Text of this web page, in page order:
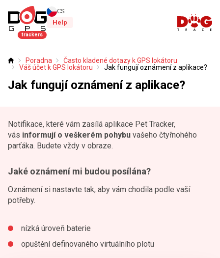
trackers
CS
Help
Úvod Poradna
Často kladené dotazy k GPS lokátoru
Váš účet k GPS lokátoru
Jak fungují oznámení z aplikace?
Jak fungují oznámení z aplikace?
Notifikace, které vám zasílá aplikace Pet Tracker,
vás informují o veškerém pohybu vašeho čtyřnohého
parťáka. Budete vždy v obraze.
Jaké oznámení mi budou posílána?
Oznámení si nastavte tak, aby vám chodila podle vaší
potřeby.
nízká úroveň baterie
opuštění definovaného virtuálního plotu